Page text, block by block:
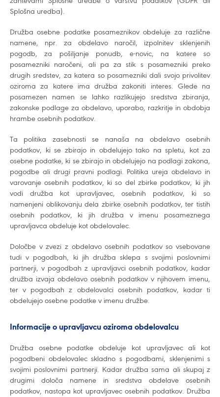
Splošna uredba).
Družba osebne podatke posameznikov obdeluje za različne
namene, npr. za obdelavo naročil, izpolnitev sklenjenih
pogodb, za pošiljanje ponudb, e-novic, na katere so
posamezniki naročeni, ali pa za stik s posamezniki preko
drugih sredstev, za katera so posamezniki dali svojo privolitev
oziroma za katere ima družba zakoniti interes. Glede na
posamezen namen se lahko razlikujejo sredstva zbiranja,
zakonske podlage za obdelavo, uporabo, razkritje in obdobja
hrambe osebnih podatkov.
Ta politika zasebnosti se nanaša na obdelavo osebnih
podatkov, ki se zbirajo in obdelujejo tako na spletu, kot za
osebne podatke, ki se zbirajo in obdelujejo na podlagi zakona,
pogodbe ali drugi pravni podlagi. Politika ureja obdelavo in
varovanje osebnih podatkov, ki so del zbirke podatkov, ki jih
vodi družba kot upravljavec, osebnih podatkov, ki so
namenjeni oblikovanju dela zbirke osebnih podatkov, ter tistih
osebnih podatkov, ki jih družba v imenu posameznega
upravljavca obdeluje kot obdelovalec.
Določbe v zvezi z obdelavo osebnih podatkov so vsebovane
tudi v pogodbah, ki jih družba sklepa s svojimi poslovnimi
partnerji, v pogodbah z upravljavci osebnih podatkov, kadar
družba izvaja obdelavo osebnih podatkov v njihovem imenu,
ter v pogodbah z obdelovalci osebnih podatkov, kadar ti
obdelujejo osebne podatke v imenu družbe.
Informacije o upravljavcu oziroma obdelovalcu
Družba osebne podatke obdeluje kot upravljavec ali kot
pogodbeni obdelovalec skladno s pogodbami, sklenjenimi s
svojimi poslovnimi partnerji. Kadar družba sama ali skupaj z
drugimi določa namene in sredstva obdelave osebnih
podatkov, nastopa kot upravljavec osebnih podatkov. Družba